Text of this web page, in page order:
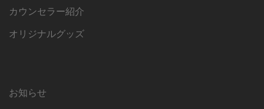
カウンセラー紹介
オリジナルグッズ
お知らせ